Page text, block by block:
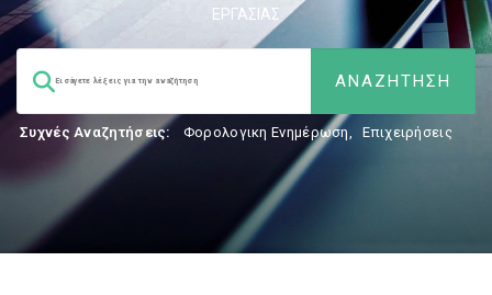
ΕΡΓΑΣΙΑΣ
Συχνές Αναζητήσεις: Φορολογικη Ενημέρωση, Επιχειρήσεις